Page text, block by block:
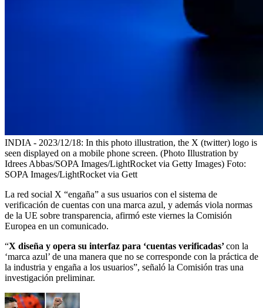
INDIA - 2023/12/18: In this photo illustration, the X (twitter) logo is
seen displayed on a mobile phone screen. (Photo Illustration by
Idrees Abbas/SOPA Images/LightRocket via Getty Images) Foto:
SOPA Images/LightRocket via Gett
La red social X “engaña” a sus usuarios con el sistema de
verificación de cuentas con una marca azul, y además viola normas
de la UE sobre transparencia, afirmó este viernes la Comisión
Europea en un comunicado.
“X diseña y opera su interfaz para ‘cuentas verificadas’con la
‘marca azul’ de una manera que no se corresponde con la práctica de
la industria y engaña a los usuarios”, señaló la Comisión tras una
investigación preliminar.